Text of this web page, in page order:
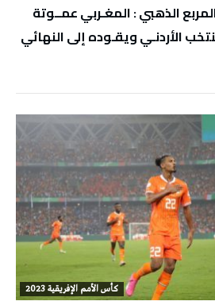
الذهبي : المغـربي عمــوتة
الأردنـي ويقـوده إلى النهائي
كأس الأمم الإفريقية 2023